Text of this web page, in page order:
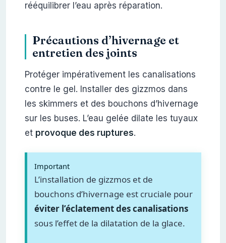
rééquilibrer l’eau après réparation.
Précautions d’hivernage et
entretien des joints
Protéger impérativement les canalisations
contre le gel. Installer des gizzmos dans
les skimmers et des bouchons d’hivernage
sur les buses. L’eau gelée dilate les tuyaux
et provoque des ruptures.
Important
L’installation de gizzmos et de
bouchons d’hivernage est cruciale pour
éviter l’éclatement des canalisations
sous l’effet de la dilatation de la glace.